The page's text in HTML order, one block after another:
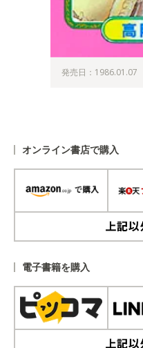
発売日：1986.01.07
オンライン書店で購入
電子書籍を購入